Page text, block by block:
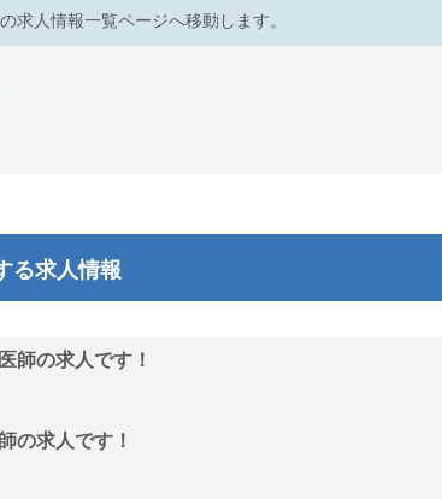
求人情報一覧ページへ移動します。
る求人情報
師の求人です！
の求人です！